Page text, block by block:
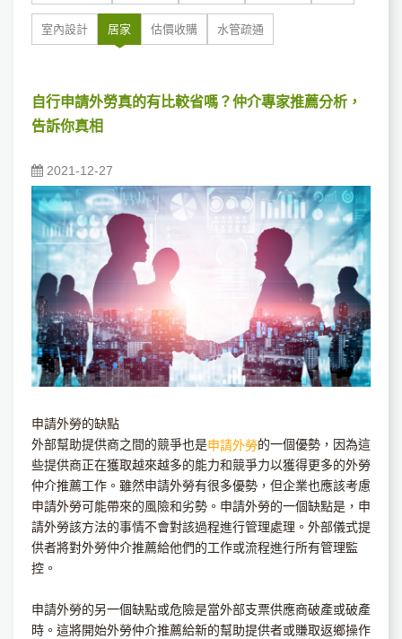
室內設計 居家 估價收購 水管疏通
自行申請外勞真的有比較省嗎？仲介專家推薦分析，
告訴你真相
2021-12-27
申請外勞的缺點
外部幫助提供商之間的競爭也是申請外勞的一個優勢，因為這
些提供商正在獲取越來越多的能力和競爭力以獲得更多的外勞
仲介推薦工作。雖然申請外勞有很多優勢，但企業也應該考慮
申請外勞可能帶來的風險和劣勢。申請外勞的一個缺點是，申
請外勞該方法的事情不會對該過程進行管理處理。外部儀式提
供者將對外勞仲介推薦給他們的工作或流程進行所有管理監
控。
申請外勞的另一個缺點或危險是當外部支票供應商破產或破產
時。這將開始外勞仲介推薦給新的幫助提供者或賺取返鄉操作